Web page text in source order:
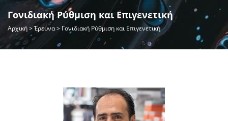
Γονιδιακή Ρύθμιση και Επιγενετική
Αρχική>Έρευνα> Γονιδιακή Ρύθμιση και Επιγενετική